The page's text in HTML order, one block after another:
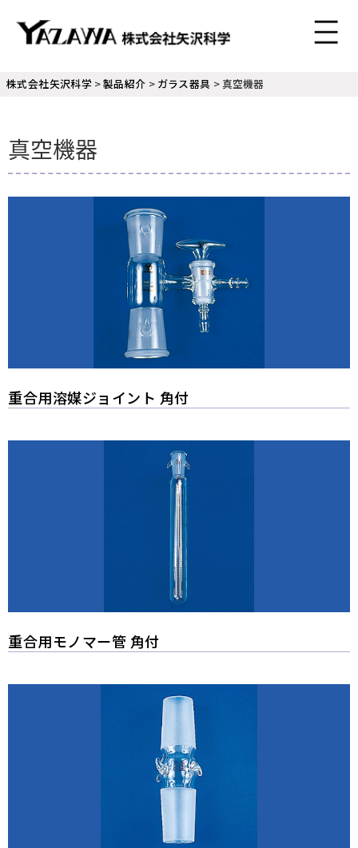
株式会社矢沢科学 >製品紹介 > ガラス器具 >真空機器
真空機器
重合用溶媒ジョイント 角付
重合用モノマー管 角付